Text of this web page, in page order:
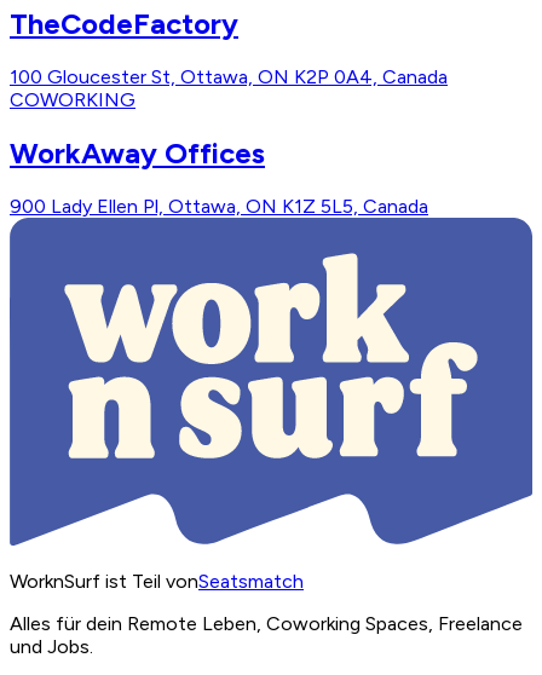
TheCodeFactory
100 Gloucester St, Ottawa, ON K2P 0A4, Canada
COWORKING
WorkAway Offices
900 Lady Ellen Pl, Ottawa, ON K1Z 5L5, Canada
WorknSurf ist Teil vonSeatsmatch
Alles für dein Remote Leben, Coworking Spaces, Freelance
und Jobs.